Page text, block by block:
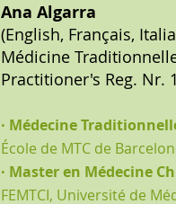
Ana Algarra
(English, Français,
Médicine
Practitioner's Reg. Nr.
· Médecine
École de MTC de
· Master en Médecine
FEMTCI, Université de